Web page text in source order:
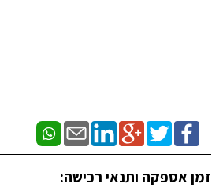
זמן אספקה ותנאי רכישה: